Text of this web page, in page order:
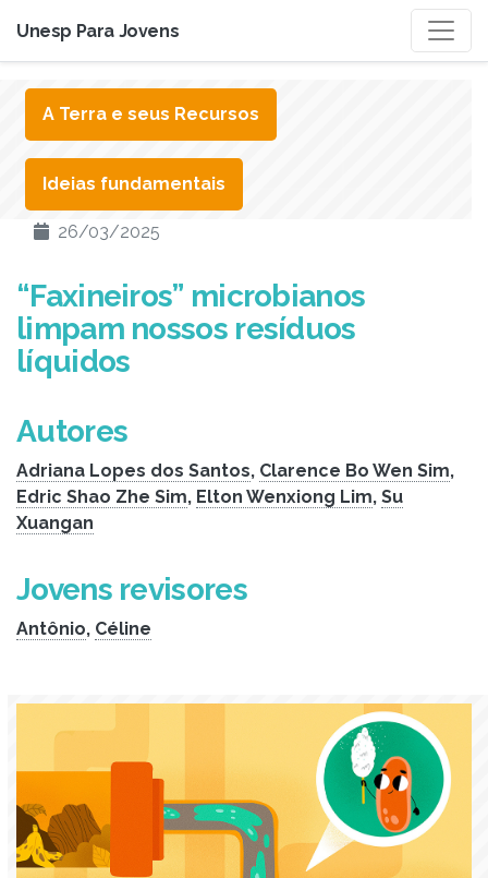
Unesp Para Jovens
A Terra e seus Recursos
Ideias fundamentais
26/03/2025
“Faxineiros” microbianos
limpam nossos resíduos
líquidos
Autores
Adriana Lopes dos Santos, Clarence Bo Wen Sim,
Edric Shao Zhe Sim, Elton Wenxiong Lim, Su
Xuangan
Jovens revisores
Antônio, Céline